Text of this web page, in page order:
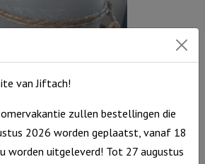
Ivoor
aantal
zegent je en Hij beschermt je……, grijs
van Jiftach!
zullen bestellingen die
2026 worden geplaatst, vanaf 18
worden uitgeleverd! Tot 27 augustus